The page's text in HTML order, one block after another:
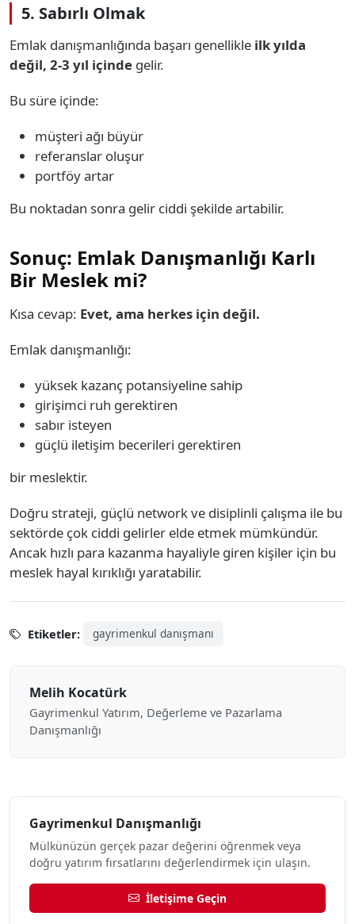
5. Sabırlı Olmak
Emlak danışmanlığında başarı genellikle ilk yılda
değil, 2-3 yıl içinde gelir.
Bu süre içinde:
müşteri ağı büyür
referanslar oluşur
portföy artar
Bu noktadan sonra gelir ciddi şekilde artabilir.
Sonuç: Emlak Danışmanlığı Karlı
Bir Meslek mi?
Kısa cevap: Evet, ama herkes için değil.
Emlak danışmanlığı:
yüksek kazanç potansiyeline sahip
girişimci ruh gerektiren
sabır isteyen
güçlü iletişim becerileri gerektiren
bir meslektir.
Doğru strateji, güçlü network ve disiplinli çalışma ile bu
sektörde çok ciddi gelirler elde etmek mümkündür.
Ancak hızlı para kazanma hayaliyle giren kişiler için bu
meslek hayal kırıklığı yaratabilir.
Etiketler: gayrimenkul danışmanı
Melih Kocatürk
Gayrimenkul Yatırım, Değerleme ve Pazarlama
Danışmanlığı
Gayrimenkul Danışmanlığı
Mülkünüzün gerçek pazar değerini öğrenmek veya
doğru yatırım fırsatlarını değerlendirmek için ulaşın.
İletişime Geçin